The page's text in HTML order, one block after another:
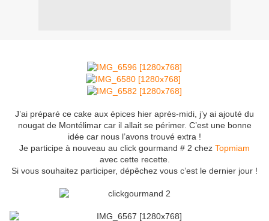
J’ai préparé ce cake aux épices hier après-midi, j’y ai ajouté du
nougat de Montélimar car il allait se périmer. C’est une bonne
idée car nous l’avons trouvé extra !
Je participe à nouveau au click gourmand # 2 chez Topmiam
avec cette recette.
Si vous souhaitez participer, dépêchez vous c’est le dernier jour !